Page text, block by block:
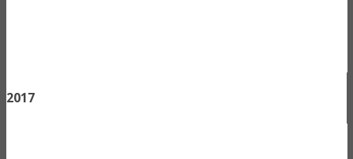
2017